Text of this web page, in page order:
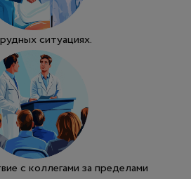
ситуациях.
с коллегами за пределами